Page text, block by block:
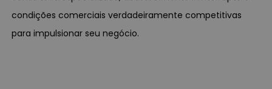
condições comerciais verdadeiramente competitivas
para impulsionar seu negócio.